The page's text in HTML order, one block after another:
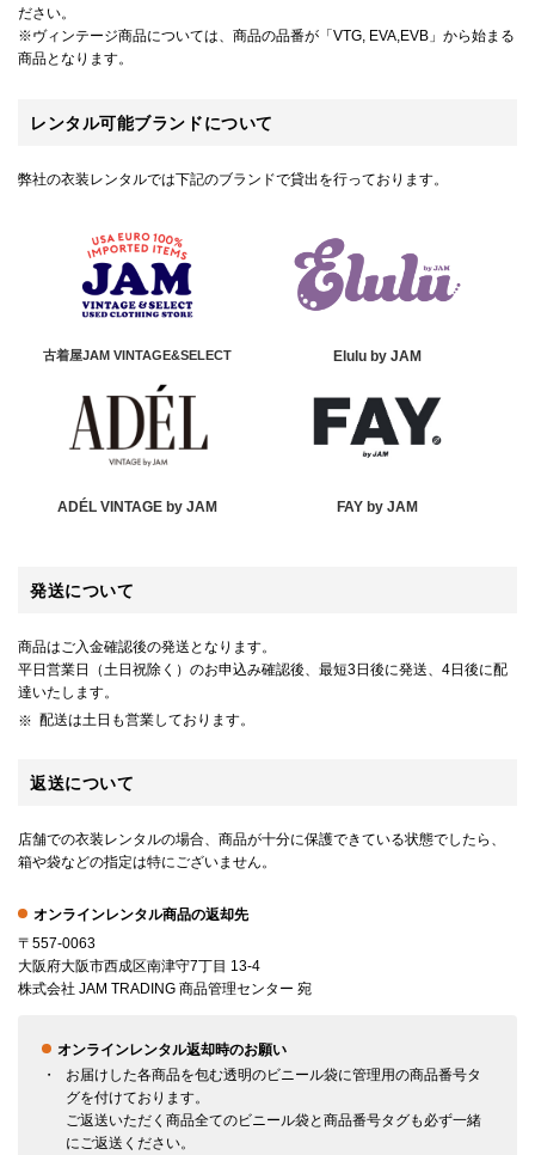
ださい。
※ヴィンテージ商品については、商品の品番が「VTG, EVA,EVB」から始まる
商品となります。
レンタル可能ブランドについて
弊社の衣装レンタルでは下記のブランドで貸出を行っております。
古着屋JAM VINTAGE&SELECT Elulu by JAM
ADÉL VINTAGE by JAM FAY by JAM
発送について
商品はご入金確認後の発送となります。
平日営業日（土日祝除く）のお申込み確認後、最短3日後に発送、4日後に配
達いたします。
配送は土日も営業しております。
返送について
店舗での衣装レンタルの場合、商品が十分に保護できている状態でしたら、
箱や袋などの指定は特にございません。
オンラインレンタル商品の返却先
〒557-0063
大阪府大阪市西成区南津守7丁目 13-4
株式会社 JAM TRADING 商品管理センター 宛
オンラインレンタル返却時のお願い
お届けした各商品を包む透明のビニール袋に管理用の商品番号タ
グを付けております。
ご返送いただく商品全てのビニール袋と商品番号タグも必ず一緒
にご返送ください。